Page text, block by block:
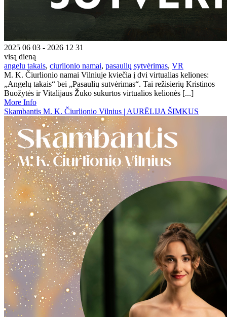
2025 06 03 - 2026 12 31
visą dieną
angelu takais, ciurlionio namai, pasaulių sytvėrimas, VR
M. K. Čiurlionio namai Vilniuje kviečia į dvi virtualias keliones:
„Angelų takais“ bei „Pasaulių sutvėrimas“. Tai režisierių Kristinos
Buožytės ir Vitalijaus Žuko sukurtos virtualios kelionės [...]
More Info
Skambantis M. K. Čiurlionio Vilnius | AURĒLIJA ŠIMKUS